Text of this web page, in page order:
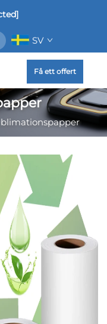
SV
Få ett offert